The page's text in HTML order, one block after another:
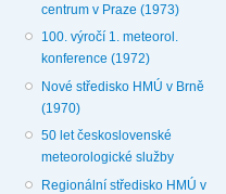
centrum v Praze (1973)
100. výročí 1. meteorol.
konference (1972)
Nové středisko HMÚ v Brně
(1970)
50 let československé
meteorologické služby
Regionální středisko HMÚ v